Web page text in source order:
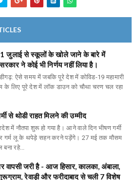
जुलाई से स्कूलों के खोले जाने के बारे में
ने कोई भी निर्णय नहीं लिया है।
ऐसे समय में जबकि पूरे देश में कोविड-19 महामारी
के लिए पूरे देश में लॉक डाउन को चौथा चरण चल रहा
से थोडी राहत मिलने की उम्मीद
में नौतपा शुरू हो गया है। आने वाले दिन भीषण गर्मी
गर्म लू के थपेड़े सहन करने पड़ेंगे। 27 मई तक मौसम
बना रहे...
वापसी जरी है - आज हिसार, कालका, अंबाला,
रेवाड़ी और फरीदाबाद से चली 7 विशेष